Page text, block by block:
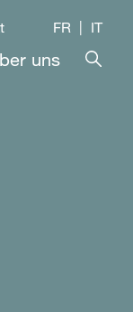
uns
FR IT